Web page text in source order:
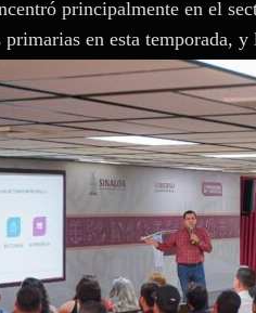
principalmente en el
primarias en esta temporada,